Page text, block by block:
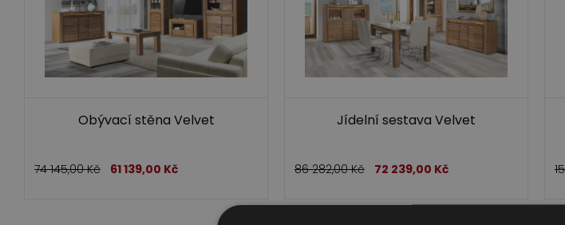
Obývací stěna Velvet
74 145,00Kč 61 139,00 Kč
Jídelní sestava Velvet
86 282,00Kč 72 239,00 Kč